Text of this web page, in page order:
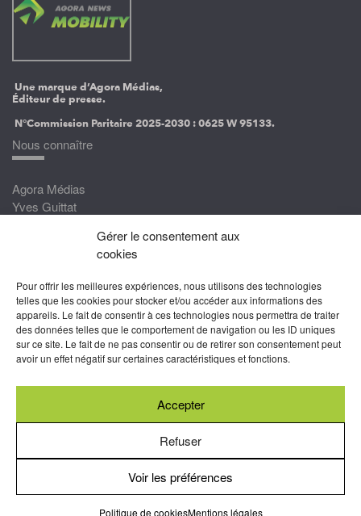
Gérer le consentement aux
cookies
Pour offrir les meilleures expériences, nous utilisons des technologies
telles que les cookies pour stocker et/ou accéder aux informations des
appareils. Le fait de consentir à ces technologies nous permettra de traiter
des données telles que le comportement de navigation ou les ID uniques
sur ce site. Le fait de ne pas consentir ou de retirer son consentement peut
avoir un effet négatif sur certaines caractéristiques et fonctions.
Accepter
Refuser
Voir les préférences
Politique de cookiesMentions légales
Une marque d’Agora Médias,
Éditeur de presse.
N°Commission Paritaire 2025-2030 :0625 W 95133.
Nous connaître
Agora Médias
Yves Guittat
Devenez correspondant
Rejoignez nos experts
Devenez Partenaire
Nous suivre
Abonnez-vous à nos newsletters
Conditions générales d’utilisation
de cookies